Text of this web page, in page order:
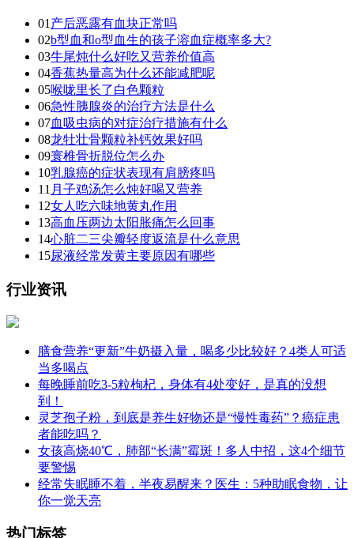
01 产后恶露有血块正常吗
02b型血和o型血生的孩子溶血症概率多大?
03牛尾炖什么好吃又营养价值高
04香蕉热量高为什么还能减肥呢
05喉咙里长了白色颗粒
06急性胰腺炎的治疗方法是什么
07血吸虫病的对症治疗措施有什么
08龙牡壮骨颗粒补钙效果好吗
09寰椎骨折脱位怎么办
10乳腺癌的症状表现有肩膀疼吗
11 月子鸡汤怎么炖好喝又营养
12女人吃六味地黄丸作用
13高血压两边太阳胀痛怎么回事
14心脏二三尖瓣轻度返流是什么意思
15尿液经常发黄主要原因有哪些
行业资讯
膳食营养“更新”牛奶摄入量，喝多少比较好？4类人可适
当多喝点
每晚睡前吃3-5粒枸杞，身体有4处变好，是真的没想
到！
灵芝孢子粉，到底是养生好物还是“慢性毒药”？癌症患
者能吃吗？
女孩高烧40℃，肺部“长满”霉斑！多人中招，这4个细节
要警惕
经常失眠睡不着，半夜易醒来？医生：5种助眠食物，让
你一觉天亮
热门标签